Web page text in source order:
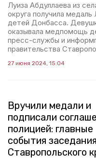
Луиза Абдуллаева из
округа получила
детей Донбасса.
оказывала медпомощь
пресс-службы и
правительства
27 июня 2024, 15:04
Вручили медали и
подписали
полицией: главные
события
Ставропольского